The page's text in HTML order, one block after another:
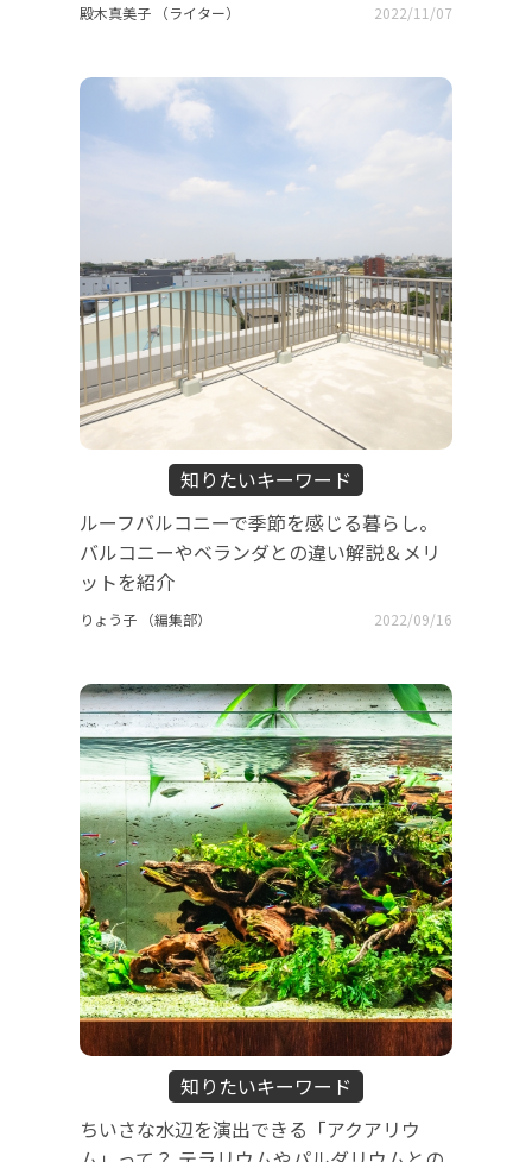
殿木真美子 （ライター） 2022/11/07
知りたいキーワード
ルーフバルコニーで季節を感じる暮らし。
バルコニーやベランダとの違い解説＆メリ
ットを紹介
りょう子 （編集部） 2022/09/16
知りたいキーワード
ちいさな水辺を演出できる「アクアリウ